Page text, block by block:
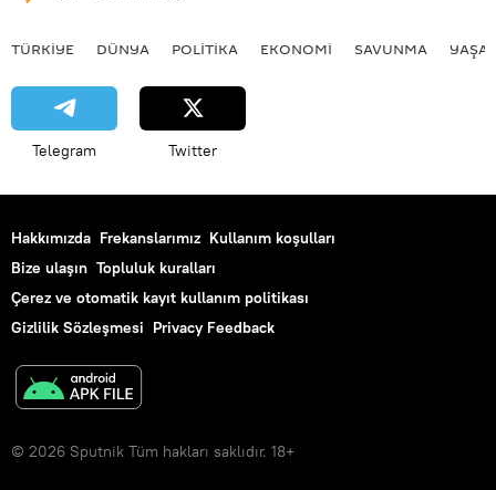
TÜRKIYE DÜNYA POLİTİKA EKONOMİ SAVUNMA
Telegram Twitter
Hakkımızda Frekanslarımız Kullanım koşulları
Bize ulaşın Topluluk kuralları
Çerez ve otomatik kayıt kullanım politikası
Gizlilik Sözleşmesi Privacy Feedback
© 2026 Sputnik Tüm hakları saklıdır. 18+